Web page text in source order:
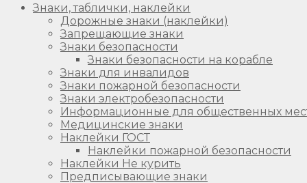
Знаки, таблички, наклейки
Дорожные знаки (наклейки)
Запрещающие знаки
Знаки безопасности
Знаки безопасности на корабле
Знаки для инвалидов
Знаки пожарной безопасности
Знаки электробезопасности
Информационные для общественных
Медицинские знаки
Наклейки ГОСТ
Наклейки пожарной безопасности
Наклейки Не курить
Предписывающие знаки